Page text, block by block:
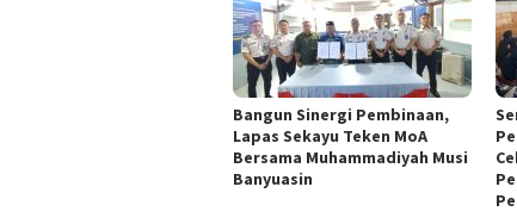
Bangun Sinergi Pembinaan,
Lapas Sekayu Teken MoA
Bersama Muhammadiyah Musi
Banyuasin